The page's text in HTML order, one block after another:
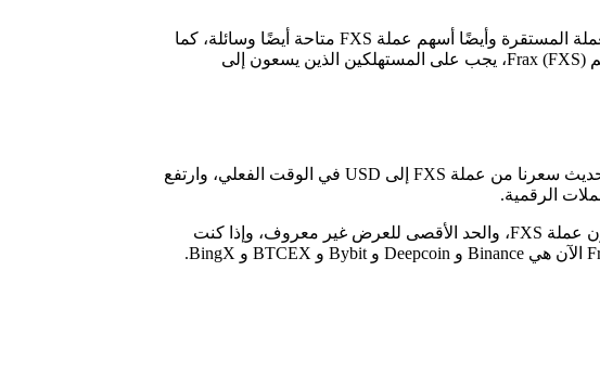
العملة المستقرة FXS متاحة في العديد من البورصات الرئيسية ومنصات DeFi مثل Uniswap و DEXes، والرموز المميزة للعملة المستقرة وأيضًا أسهم عملة FXS متاحة أيضًا وسائلة، كما
يجب على المستثمرين المهتمين بالحصول على حقوق الحوكمة في أول عملة مستقرة خوارزمية جزئية في العالم شراء أسهم Frax (FXS)، يجب على المستهلكين الذين يسعون إلى
السعر الحالي لـ Frax Share هو $ 7.75 USD، بحجم تداول على مدار 24 ساعة قدره $ 60،4 مليون دولار أمريكي USD، ويتم تحديث سعرنا من عملة FXS إلى USD في الوقت الفعلي، وارتفع
الرقمية.
وتحتل عملة FXS الآن المرتبة رقم 72 بقيمة سوقية مباشرة تبلغ 576،8 مليون دولارًا أمريكيًا، والعرض المتداول هو 74،4 مليون عملة FXS، والحد الأقصى للعرض غير معروف، وإذا كنت